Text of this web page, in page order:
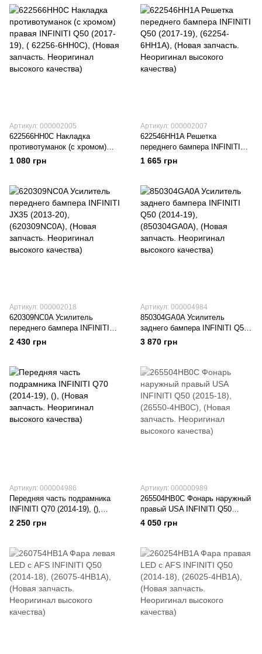
качества)
качества)
Артикул: 000002005
622566HH0C Накладка
противотуманок (с хромом)
правая INFINITI Q50 (2017-19),
( 62256-6HH0C), (Новая
качества)
1 080 грн
Артикул: 000002007
622546HH1A Решетка
переднего бампера INFINITI
Q50 (2017-19), (62254-6HH1A),
(Новая запчасть. Неоригинал
1 665 грн
Артикул: 000002018
620309NC0A Усилитель
переднего бампера INFINITI
JX35 (2013-20), (620309NC0A),
(Новая запчасть. Неоригинал
2 430 грн
Артикул: 000004984
850304GA0A Усилитель
заднего бампера INFINITI Q50
(2014-19), (850304GA0A),
(Новая запчасть. Неоригинал
3 870 грн
Артикул: 000004986
Передняя часть подрамника
INFINITI Q70 (2014-19), (),
(Новая запчасть. Неоригинал
высокого качества)
2 250 грн
Артикул: 000000989
265504HB0C Фонарь наружный
правый USA INFINITI Q50
(2015-18), (26550-4HB0C),
(Новая запчасть. Неоригинал
4 050 грн